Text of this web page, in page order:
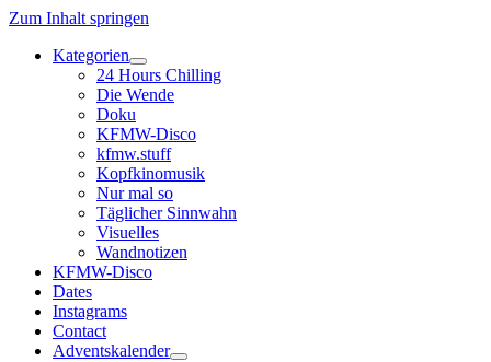
Zum Inhalt springen
Kategorien
Dropdown-
Menü
öffnen
24 Hours Chilling
Die Wende
Doku
KFMW-Disco
kfmw.stuff
Kopfkinomusik
Nur mal so
Täglicher Sinnwahn
Visuelles
Wandnotizen
KFMW-Disco
Dates
Instagrams
Contact
Adventskalender